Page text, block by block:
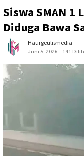
Siswa SMAN 1
Diduga Bawa
Haurgeulismedia
Juni 5, 2026
141